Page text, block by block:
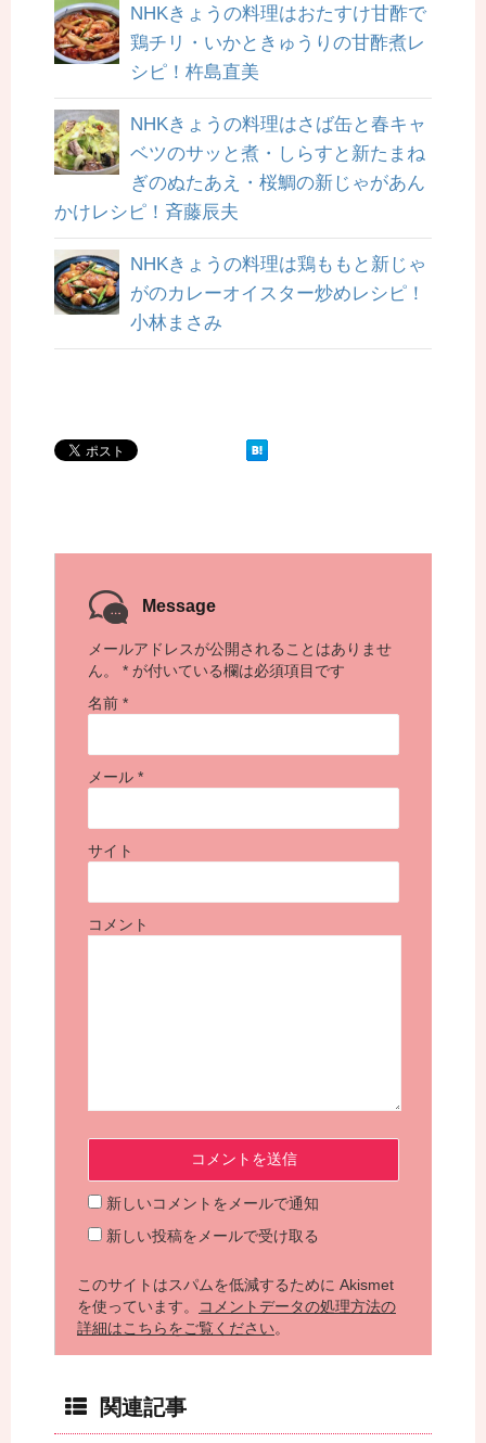
NHKきょうの料理はおたすけ甘酢で
鶏チリ・いかときゅうりの甘酢煮レ
シピ！杵島直美
NHKきょうの料理はさば缶と春キャ
ベツのサッと煮・しらすと新たまね
ぎのぬたあえ・桜鯛の新じゃがあん
かけレシピ！斉藤辰夫
NHKきょうの料理は鶏ももと新じゃ
がのカレーオイスター炒めレシピ！
小林まさみ
Message
メールアドレスが公開されることはありませ
ん。
* が付いている欄は必須項目です
名前 *
メール *
サイト
コメント
新しいコメントをメールで通知
新しい投稿をメールで受け取る
このサイトはスパムを低減するために Akismet
を使っています。
コメントデータの処理方法の
詳細はこちらをご覧ください。
関連記事